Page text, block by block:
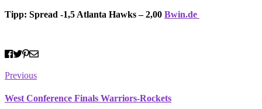
Tipp: Spread -1,5 Atlanta Hawks – 2,00 Bwin.de
Previous
West Conference Finals Warriors-Rockets